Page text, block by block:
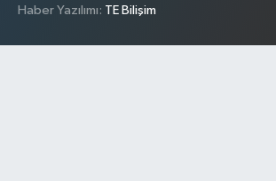
Haber Yazılımı: TE Bilişim